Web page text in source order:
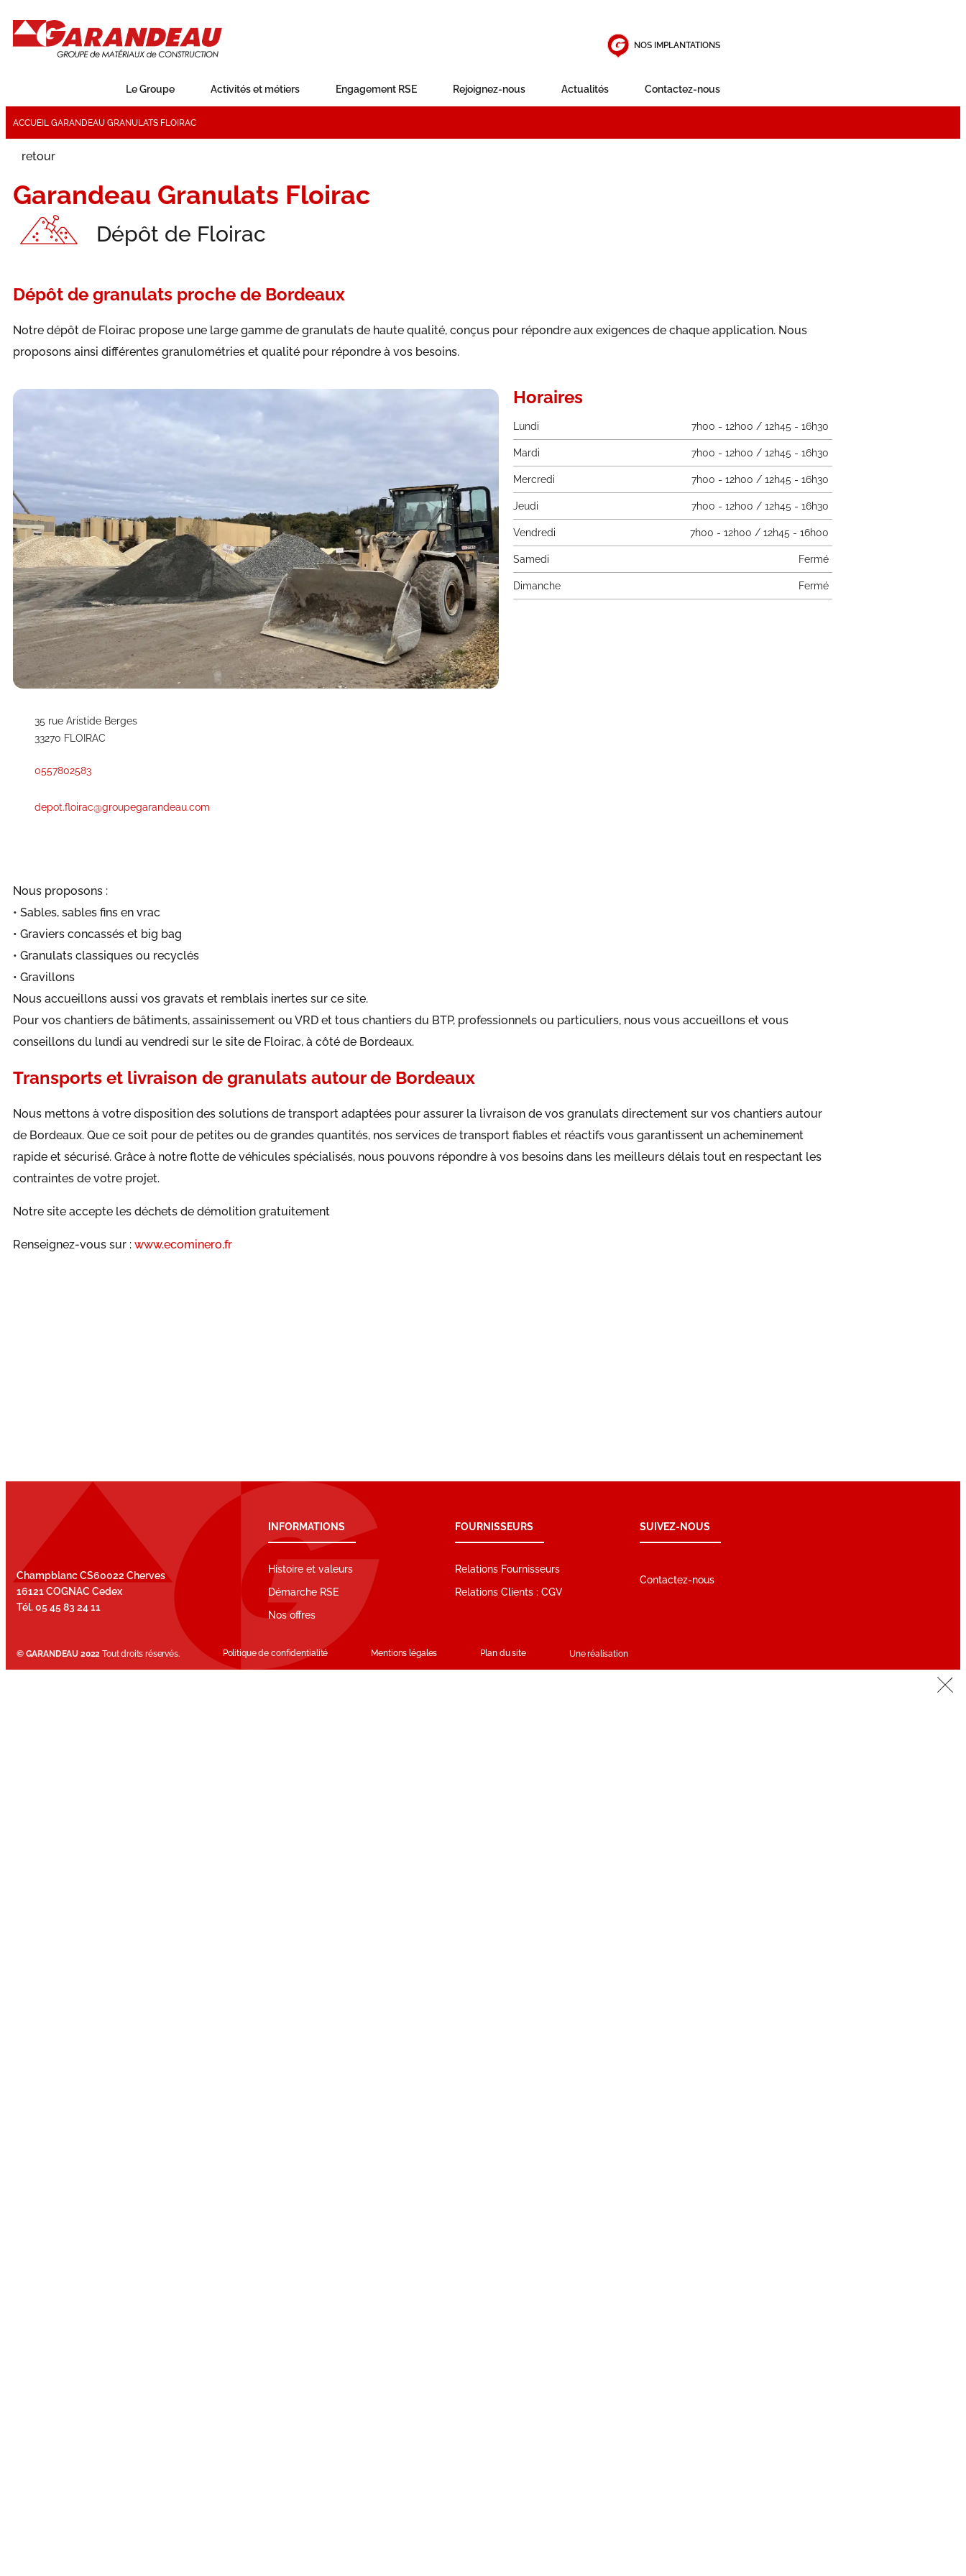
NOS IMPLANTATIONS
Le Groupe Activités et métiers Engagement RSE Rejoignez-nous Actualités Contactez-nous
ACCUEIL GARANDEAU GRANULATS FLOIRAC
retour
Garandeau Granulats Floirac
Dépôt de Floirac
Dépôt de granulats proche de Bordeaux
Notre dépôt de Floirac propose une large gamme de granulats de haute qualité, conçus pour répondre aux exigences de chaque application. Nous
proposons ainsi différentes granulométries et qualité pour répondre à vos besoins.
35 rue Aristide Berges
33270 FLOIRAC
0557802583
depot.floirac@groupegarandeau.com
Horaires
Lundi 7h00 - 12h00 / 12h45 - 16h30
Mardi 7h00 - 12h00 / 12h45 - 16h30
Mercredi 7h00 - 12h00 / 12h45 - 16h30
Jeudi 7h00 - 12h00 / 12h45 - 16h30
Vendredi 7h00 - 12h00 / 12h45 - 16h00
Samedi Fermé
Dimanche Fermé
Nous proposons :
• Sables, sables fins en vrac
• Graviers concassés et big bag
• Granulats classiques ou recyclés
• Gravillons
Nous accueillons aussi vos gravats et remblais inertes sur ce site.
Pour vos chantiers de bâtiments, assainissement ou VRD et tous chantiers du BTP, professionnels ou particuliers, nous vous accueillons et vous
conseillons du lundi au vendredi sur le site de Floirac, à côté de Bordeaux.
Transports et livraison de granulats autour de Bordeaux
Nous mettons à votre disposition des solutions de transport adaptées pour assurer la livraison de vos granulats directement sur vos chantiers autour
de Bordeaux. Que ce soit pour de petites ou de grandes quantités, nos services de transport fiables et réactifs vous garantissent un acheminement
rapide et sécurisé. Grâce à notre flotte de véhicules spécialisés, nous pouvons répondre à vos besoins dans les meilleurs délais tout en respectant les
contraintes de votre projet.
Notre site accepte les déchets de démolition gratuitement
Renseignez-vous sur : www.ecominero.fr
Champblanc CS60022 Cherves
16121 COGNAC Cedex
Tél. 05 45 83 24 11
INFORMATIONS
Histoire et valeurs
Démarche RSE
Nos offres
FOURNISSEURS
Relations Fournisseurs
Relations Clients : CGV
SUIVEZ-NOUS
Contactez-nous
© GARANDEAU 2022 Tout droits réservés. Politique de confidentialité Mentions légales Plan du site Une réalisation